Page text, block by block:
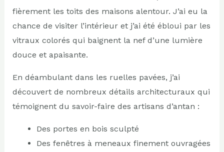
fièrement les toits des maisons alentour. J’ai eu la
chance de visiter l’intérieur et j’ai été ébloui par les
vitraux colorés qui baignent la nef d’une lumière
douce et apaisante.
En déambulant dans les ruelles pavées, j’ai
découvert de nombreux détails architecturaux qui
témoignent du savoir-faire des artisans d’antan :
Des portes en bois sculpté
Des fenêtres à meneaux finement ouvragées